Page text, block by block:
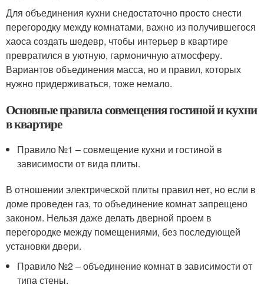
Для объединения кухни снедостаточно просто снести
перегородку между комнатами, важно из получившегося
хаоса создать шедевр, чтобы интерьер в квартире
превратился в уютную, гармоничную атмосферу.
Вариантов объединения масса, но и правил, которых
нужно придерживаться, тоже немало.
Основные правила совмещения гостиной и кухни
в квартире
Правило №1 – совмещение кухни и гостиной в
зависимости от вида плиты.
В отношении электрической плиты правил нет, но если в
доме проведен газ, то объединение комнат запрещено
законом. Нельзя даже делать дверной проем в
перегородке между помещениями, без последующей
установки двери.
Правило №2 – объединение комнат в зависимости от
типа стены.